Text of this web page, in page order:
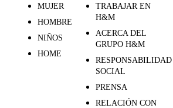
MUJER
HOMBRE
NIÑOS
HOME
TRABAJAR EN
H&M
ACERCA DEL
GRUPO H&M
RESPONSABILIDAD
SOCIAL
PRENSA
RELACIÓN CON